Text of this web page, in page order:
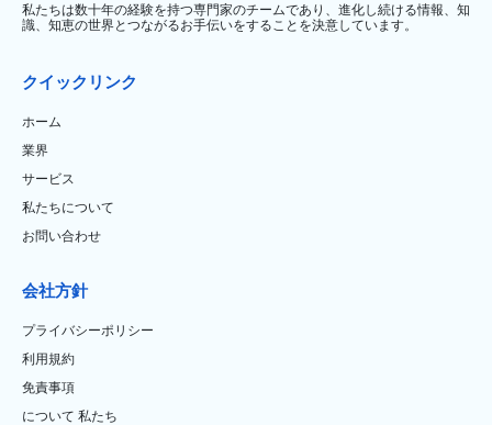
私たちは数十年の経験を持つ専門家のチームであり、進化し続ける情報、知
識、知恵の世界とつながるお手伝いをすることを決意しています。
クイックリンク
ホーム
業界
サービス
私たちについて
お問い合わせ
会社方針
プライバシーポリシー
利用規約
免責事項
について 私たち